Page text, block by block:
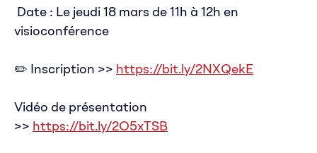
️ Date : Le jeudi 18 mars de 11h à 12h en
visioconférence
✏️ Inscription >> https://bit.ly/2NXQekE
Vidéo de présentation
>> https://bit.ly/2O5xTSB